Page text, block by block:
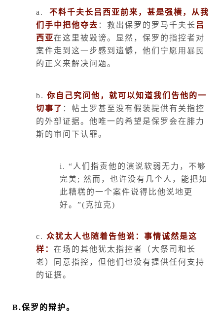
a. 不料千夫长吕西亚前来，甚是强横，从我
们手中把他夺去 ：救出保罗的罗马千夫长 吕
西亚在这里被毁谤。显然，保罗的指控者对
案件走到这一步感到遗憾，他们宁愿用暴民
的正义来解决问题。
b. 你自己究问他，就可以知道我们告他的一
切事了 ：帖土罗甚至没有假装提供有关指控
的外部证据。他唯一的希望是保罗会在腓力
斯的审问下认罪。
i. “人们指责他的演说软弱无力，不够
完美; 然而，也许没有几个人，能把如
此糟糕的一个案件说得比他说地更
好。”(克拉克)
c. 众犹太人也随着告他说：事情诚然是这
样： 在场的其他犹太指控者（大祭司和长
老）同意指控，但他们也没有提供任何支持
的证据。
B.保罗的辩护。